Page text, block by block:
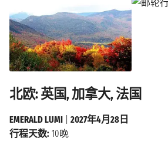
北欧: 英国, 加拿大, 法国
EMERALD LUMI
2027年4月28日
行程天数: 10晚